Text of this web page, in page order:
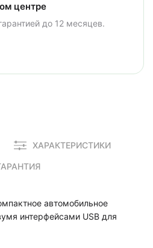
центре
до 12 месяцев.
ХАРАКТЕРИСТИКИ
автомобильное
интерфейсами USB для